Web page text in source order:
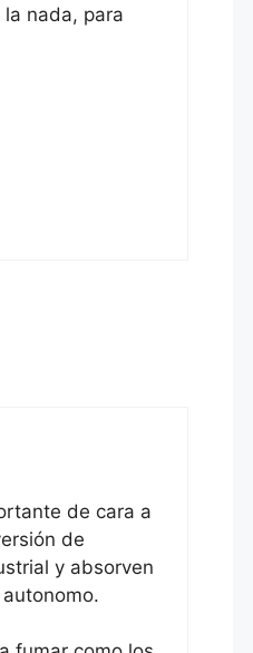
nada, para
de cara a
de
y absorven